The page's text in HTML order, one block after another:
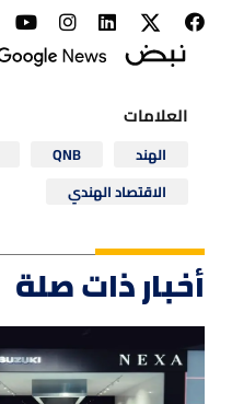
العلامات
الهند QNB
الاقتصاد الهندي
أخبار ذات صلة